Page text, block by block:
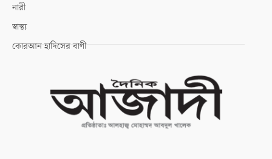
নারী
স্বাস্থ্য
কোরআন হাদিসের বাণী